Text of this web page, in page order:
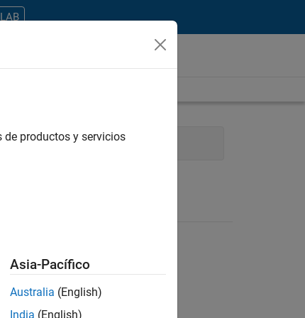
Marketing
todos los empleos en su zona.
productos y servicios
Asia-Pacífico
Australia (English)
India (English)